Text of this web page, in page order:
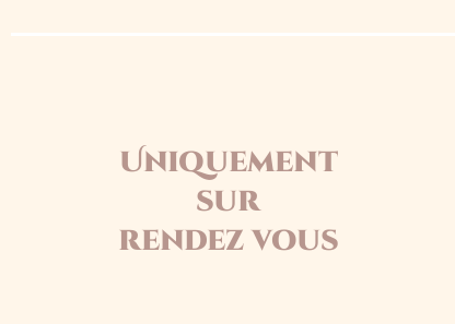
Uniquement
sur
rendez vous